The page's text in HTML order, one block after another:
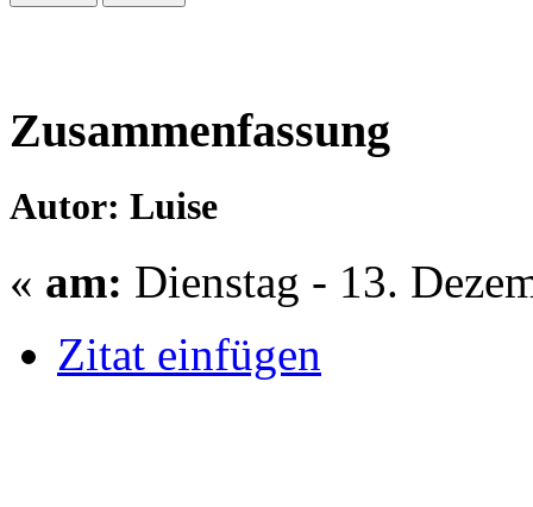
Zusammenfassung
Autor: Luise
« am: Dienstag - 13.
Zitat einfügen